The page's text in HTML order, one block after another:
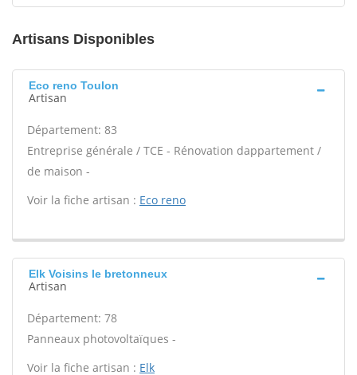
Artisans Disponibles
Eco reno Toulon
Artisan
Département: 83
Entreprise générale / TCE - Rénovation dappartement /
de maison -
Voir la fiche artisan : Eco reno
Elk Voisins le bretonneux
Artisan
Département: 78
Panneaux photovoltaïques -
Voir la fiche artisan : Elk